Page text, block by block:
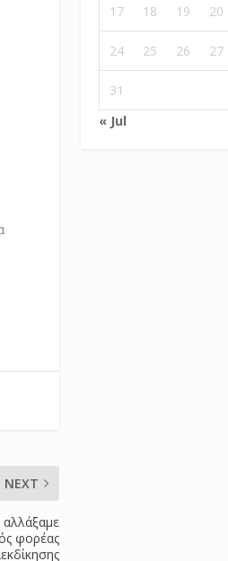
NEXT
φορέας
17 18 19 20
24 25 26 27
31
« Jul